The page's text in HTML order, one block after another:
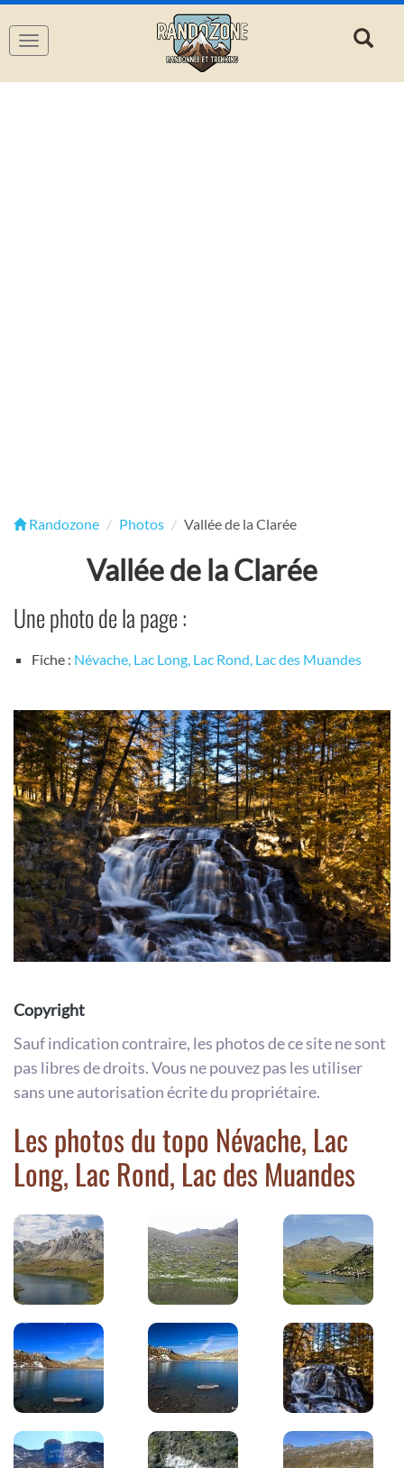
Navigation
Randozone Photos Vallée de la Clarée
Vallée de la Clarée
Une photo de la page :
Fiche : Névache, Lac Long, Lac Rond, Lac des Muandes
Copyright
Sauf indication contraire, les photos de ce site ne sont
pas libres de droits. Vous ne pouvez pas les utiliser
sans une autorisation écrite du propriétaire.
Les photos du topo Névache, Lac
Long, Lac Rond, Lac des Muandes